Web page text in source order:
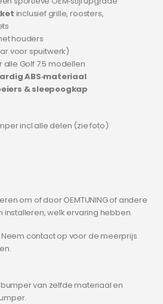
inclusief grille, roosters,
houders
voor spuitwerk)
alle Golf 7.5 modellen
ABS‑materiaal
& sleepoogkap
incl alle delen (zie foto)
om of door OEMTUNING of andere
welk ervaring hebben.
Neem contact op voor de meerprijs
van zelfde materiaal en